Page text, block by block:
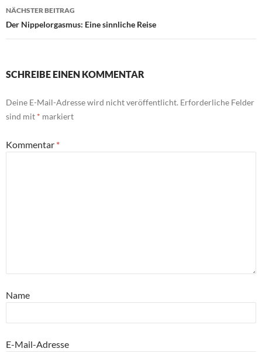
NÄCHSTER BEITRAG
Der Nippelorgasmus: Eine sinnliche Reise
SCHREIBE EINEN KOMMENTAR
Deine E-Mail-Adresse wird nicht veröffentlicht. Erforderliche Felder
sind mit * markiert
Kommentar *
Name
E-Mail-Adresse